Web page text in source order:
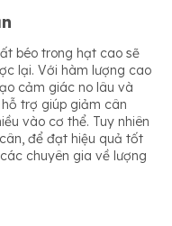
béo trong hạt cao sẽ
lại. Với hàm lượng cao
cảm giác no lâu và
trợ giúp giảm cân
vào cơ thể. Tuy nhiên
để đạt hiệu quả tốt
chuyên gia về lượng